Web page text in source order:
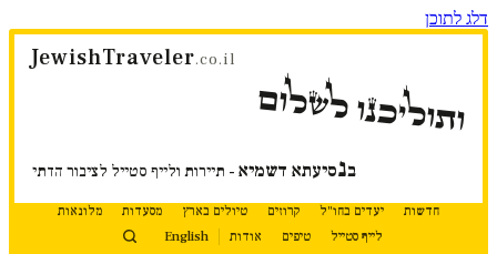
דלג לתוכן
JewishTraveler.co.il
ותוליכנו לשלום
בנסיעתא דשמיא - תיירות ולייף סטייל לציבור הדתי
חדשות יעדים בחו"ל קרוזים טיולים בארץ מסעדות
מלונאות
לייף סטייל
טיפים אודות English